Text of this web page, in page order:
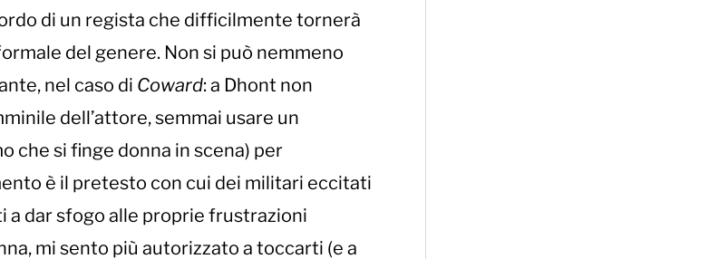
di un regista che difficilmente tornerà
del genere. Non si può nemmeno
nel caso di Coward: a Dhont non
dell’attore, semmai usare un
che si finge donna in scena) per
è il pretesto con cui dei militari eccitati
dar sfogo alle proprie frustrazioni
mi sento più autorizzato a toccarti (e a